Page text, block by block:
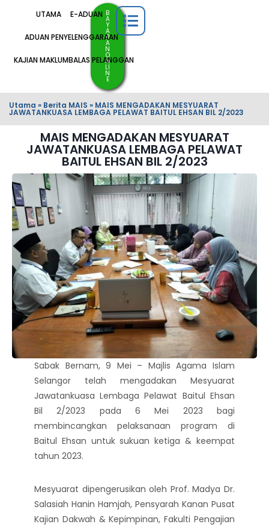
UTAMA E-ADUAN
ADUAN PENYELENGGARAAN
KAJIAN MAKLUMBALAS PELANGGAN
B
A
Y
A
R
A
N
O
N
LI
N
E
Utama » Berita MAIS » MAIS MENGADAKAN MESYUARAT
JAWATANKUASA LEMBAGA PELAWAT BAITUL EHSAN BIL 2/2023
MAIS MENGADAKAN MESYUARAT
JAWATANKUASA LEMBAGA PELAWAT
BAITUL EHSAN BIL 2/2023
Sabak Bernam, 9 Mei – Majlis Agama Islam
Selangor telah mengadakan Mesyuarat
Jawatankuasa Lembaga Pelawat Baitul Ehsan
Bil 2/2023 pada 6 Mei 2023 bagi
membincangkan pelaksanaan program di
Baitul Ehsan untuk sukuan ketiga & keempat
tahun 2023.
Mesyuarat dipengerusikan oleh Prof. Madya Dr.
Salasiah Hanin Hamjah, Pensyarah Kanan Pusat
Kajian Dakwah & Kepimpinan, Fakulti Pengajian